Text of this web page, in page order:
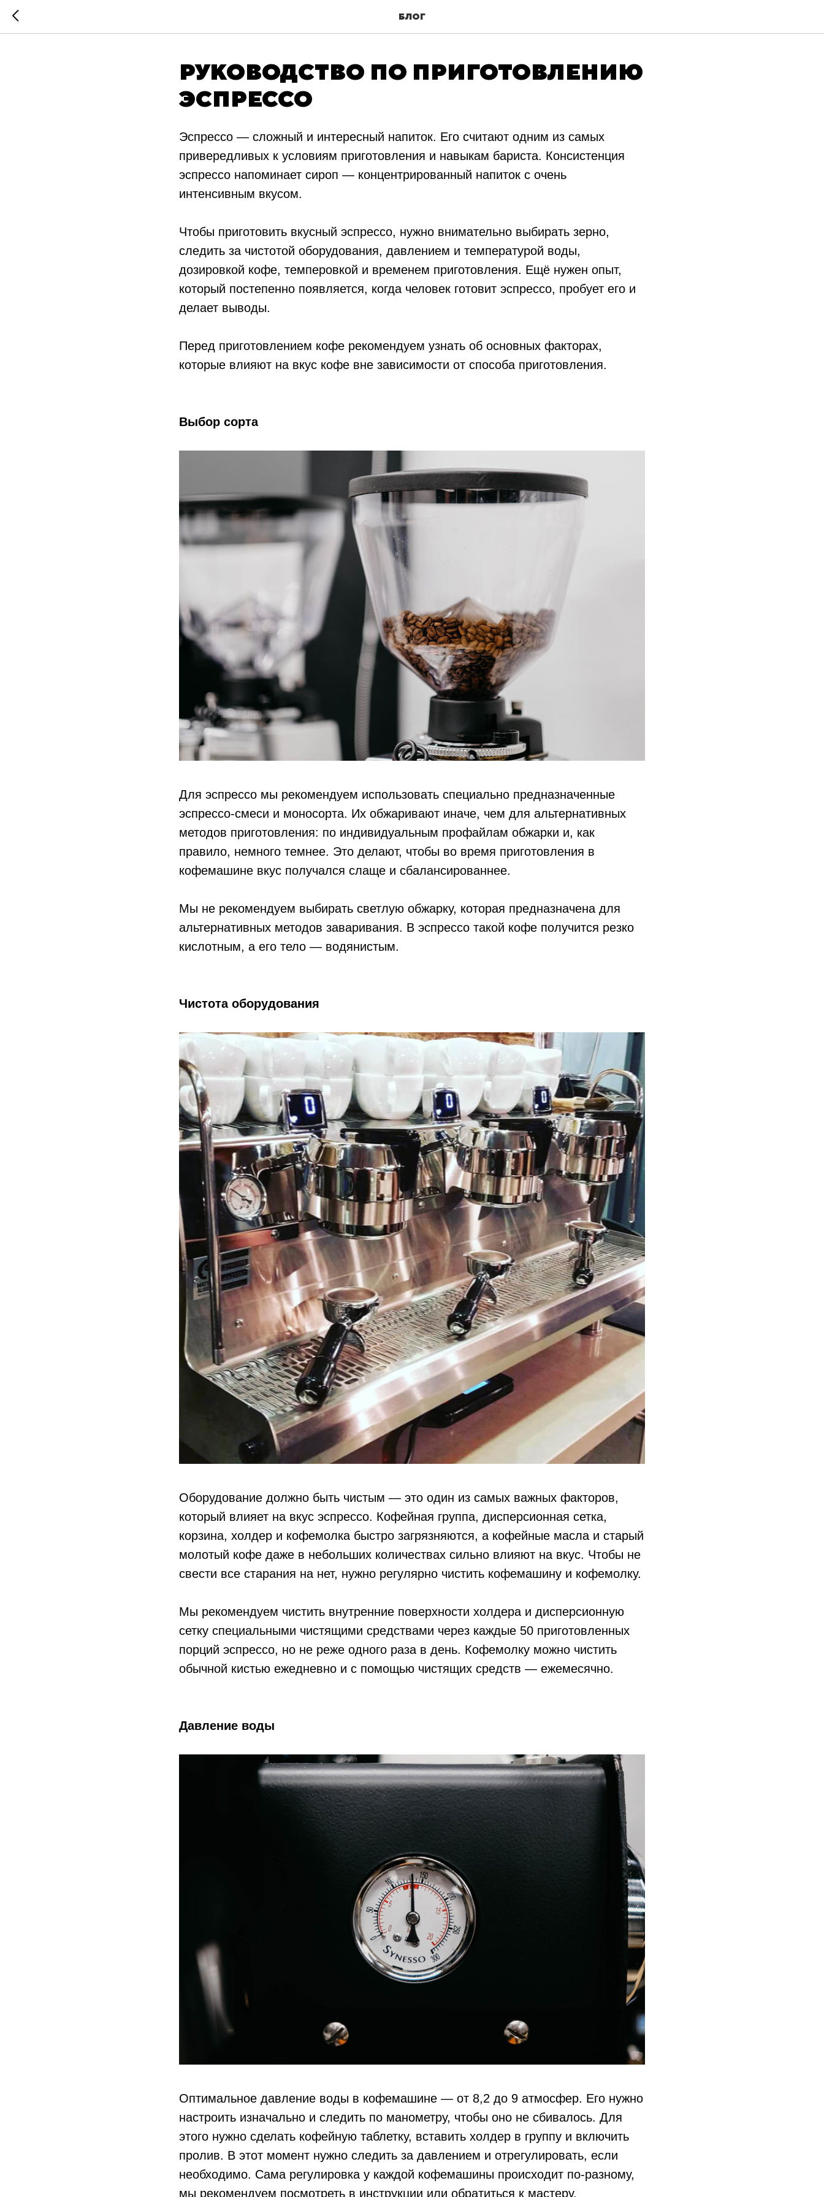
БЛОГ
РУКОВОДСТВО ПО ПРИГОТОВЛЕНИЮ
ЭСПРЕССО
Эспрессо — сложный и интересный напиток. Его считают одним из самых
привередливых к условиям приготовления и навыкам бариста. Консистенция
эспрессо напоминает сироп — концентрированный напиток с очень
интенсивным вкусом.
Чтобы приготовить вкусный эспрессо, нужно внимательно выбирать зерно,
следить за чистотой оборудования, давлением и температурой воды,
дозировкой кофе, темперовкой и временем приготовления. Ещё нужен опыт,
который постепенно появляется, когда человек готовит эспрессо, пробует его и
делает выводы.
Перед приготовлением кофе рекомендуем узнать об основных факторах,
которые влияют на вкус кофе вне зависимости от способа приготовления.
Выбор сорта
Для эспрессо мы рекомендуем использовать специально предназначенные
эспрессо-смеси и моносорта. Их обжаривают иначе, чем для альтернативных
методов приготовления: по индивидуальным профайлам обжарки и, как
правило, немного темнее. Это делают, чтобы во время приготовления в
кофемашине вкус получался слаще и сбалансированнее.
Мы не рекомендуем выбирать светлую обжарку, которая предназначена для
альтернативных методов заваривания. В эспрессо такой кофе получится резко
кислотным, а его тело — водянистым.
Чистота оборудования
Оборудование должно быть чистым — это один из самых важных факторов,
который влияет на вкус эспрессо. Кофейная группа, дисперсионная сетка,
корзина, холдер и кофемолка быстро загрязняются, а кофейные масла и старый
молотый кофе даже в небольших количествах сильно влияют на вкус. Чтобы не
свести все старания на нет, нужно регулярно чистить кофемашину и кофемолку.
Мы рекомендуем чистить внутренние поверхности холдера и дисперсионную
сетку специальными чистящими средствами через каждые 50 приготовленных
порций эспрессо, но не реже одного раза в день. Кофемолку можно чистить
обычной кистью ежедневно и с помощью чистящих средств — ежемесячно.
Давление воды
Оптимальное давление воды в кофемашине — от 8,2 до 9 атмосфер. Его нужно
настроить изначально и следить по манометру, чтобы оно не сбивалось. Для
этого нужно сделать кофейную таблетку, вставить холдер в группу и включить
пролив. В этот момент нужно следить за давлением и отрегулировать, если
необходимо. Сама регулировка у каждой кофемашины происходит по-разному,
мы рекомендуем посмотреть в инструкции или обратиться к мастеру.